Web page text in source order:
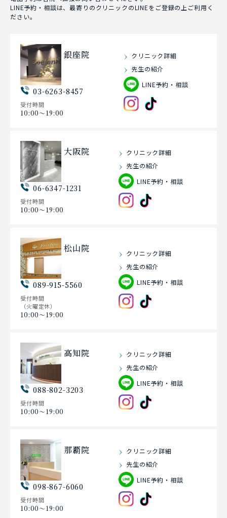
LINE予約・相談は、最寄りのクリニックのLINEをご登録の上ご利用く
ださい。
銀座院
03-6263-8457
受付時間
10:00〜19:00
クリニック詳細
先生の紹介
LINE予約・相談
大阪院
06-6347-1231
受付時間
10:00〜19:00
クリニック詳細
先生の紹介
LINE予約・相談
松山院
089-915-5560
受付時間
（火曜定休）
10:00〜19:00
クリニック詳細
先生の紹介
LINE予約・相談
高知院
088-802-3203
受付時間
10:00〜19:00
クリニック詳細
先生の紹介
LINE予約・相談
那覇院
098-867-6060
受付時間
10:00〜19:00
クリニック詳細
先生の紹介
LINE予約・相談